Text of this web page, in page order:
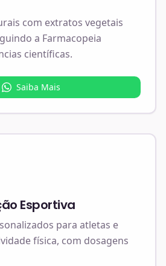
com extratos vegetais
a Farmacopeia
científicas.
Saiba Mais
Esportiva
para atletas e
física, com dosagens